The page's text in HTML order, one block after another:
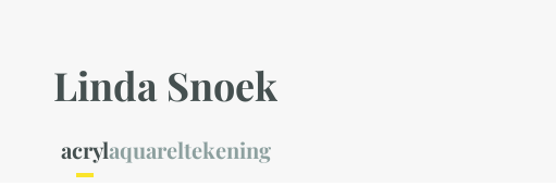
Linda Snoek
acrylaquareltekening